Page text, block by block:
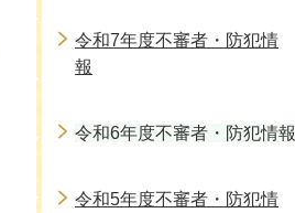
令和7年度不審者・防犯情
報
令和6年度不審者・防犯情報
令和5年度不審者・防犯情